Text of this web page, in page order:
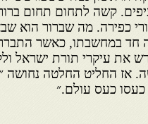
קשה לתחום תחום
חד במחשבתו, כאשר
את עיקרי תורת ישראל
אז החליט החלטה נחושה
כעסו כעס עולם.״